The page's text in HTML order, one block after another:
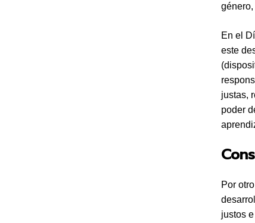
En el
este
justas,
poder
Por
justos